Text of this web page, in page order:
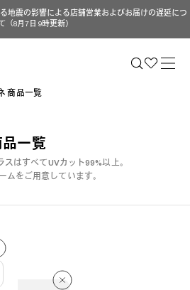
地震の影響による店舗営業およびお届けの遅延につ
（8月7日 9時更新）
商品一覧
品一覧
スはすべてUVカット99%以上。
ムをご用意しています。